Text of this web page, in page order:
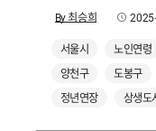
By 최승희
서울시
노인연령
양천구
도봉구
정년연장
상생도